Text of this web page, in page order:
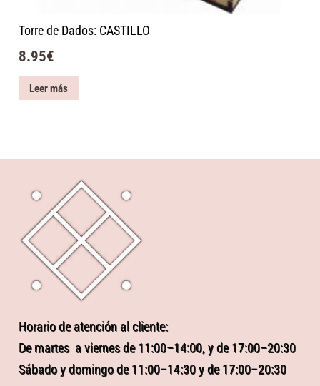
Torre de Dados: CASTILLO
8.95€
Leer más
Horario de atención al cliente:
De martes a viernes de 11:00–14:00, y de 17:00–20:30
Sábado y domingo de 11:00–14:30 y de 17:00–20:30